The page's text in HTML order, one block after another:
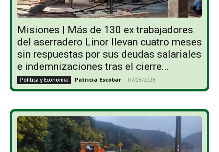
Misiones | Más de 130 ex trabajadores
del aserradero Linor llevan cuatro meses
sin respuestas por sus deudas salariales
e indemnizaciones tras el cierre...
Política y Economía Patricia Escobar - 07/08/2026